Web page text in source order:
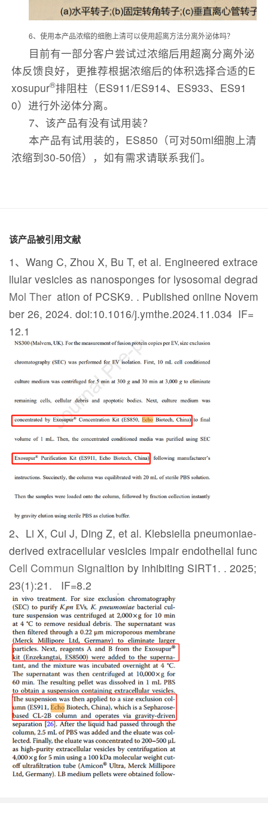
6、使用本产品浓缩的细胞上清可以使用超离方法分离外泌体吗？
目前有一部分客户尝试过浓缩后用超离分离外泌
体反馈良好，更推荐根据浓缩后的体积选择合适的E
xosupur®排阻柱（ES911/ES914、ES933、ES91
0）进行外泌体分离。
7、该产品有没有试用装？
本产品有试用装的，ES850（可对50ml细胞上清
浓缩到30-50倍），如有需求请联系我们。
该产品被引用文献
1、Wang C, Zhou X, Bu T, et al. Engineered extrace
llular vesicles as nanosponges for lysosomal degrad
ation of PCSK9.
Mol Ther
. Published online Novem
ber 26, 2024. doi:10.1016/j.ymthe.2024.11.034 IF=
12.1
2、Li X, Cui J, Ding Z, et al. Klebsiella pneumoniae-
derived extracellular vesicles impair endothelial func
tion by inhibiting SIRT1.
Cell Commun Signal
. 2025;
23(1):21. IF=8.2